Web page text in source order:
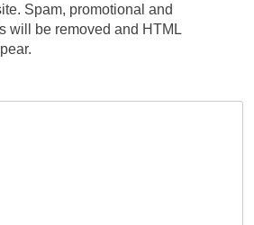
Spam, promotional and
will be removed and HTML